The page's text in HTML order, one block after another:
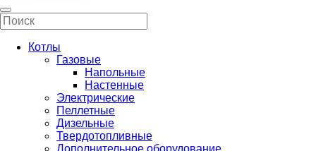
Котлы
Газовые
Напольные
Настенные
Электрические
Пеллетные
Дизельные
Твердотопливные
Дополнительное оборудование